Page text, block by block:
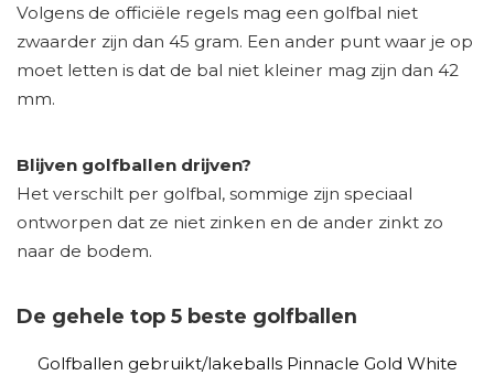
Volgens de officiële regels mag een golfbal niet
zwaarder zijn dan 45 gram. Een ander punt waar je op
moet letten is dat de bal niet kleiner mag zijn dan 42
mm.
Blijven golfballen drijven?
Het verschilt per golfbal, sommige zijn speciaal
ontworpen dat ze niet zinken en de ander zinkt zo
naar de bodem.
De gehele top 5 beste golfballen
Golfballen gebruikt/lakeballs Pinnacle Gold White